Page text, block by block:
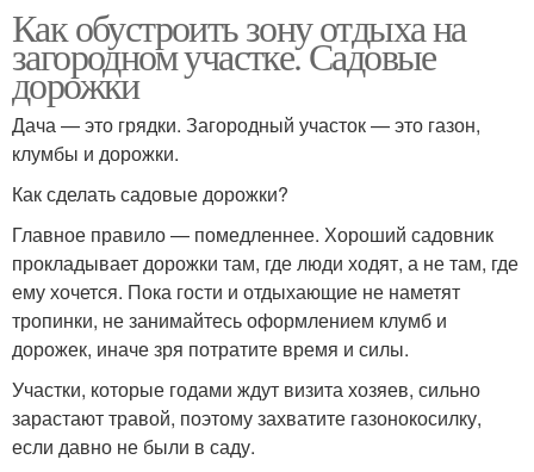
Как обустроить зону отдыха на
загородном участке. Садовые
дорожки
Дача — это грядки. Загородный участок — это газон,
клумбы и дорожки.
Как сделать садовые дорожки?
Главное правило — помедленнее. Хороший садовник
прокладывает дорожки там, где люди ходят, а не там, где
ему хочется. Пока гости и отдыхающие не наметят
тропинки, не занимайтесь оформлением клумб и
дорожек, иначе зря потратите время и силы.
Участки, которые годами ждут визита хозяев, сильно
зарастают травой, поэтому захватите газонокосилку,
если давно не были в саду.